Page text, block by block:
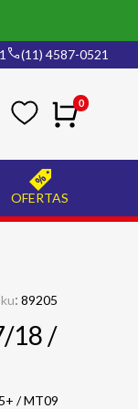
(11) 4587-0521
0
OFERTAS
: 89205
18 /
/ MT09